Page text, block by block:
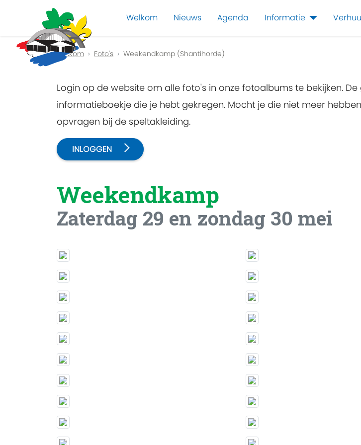
Welkom Nieuws Agenda Informatie
Previous
Welkom Foto's Weekendkamp (Shantihorde)
Login op de website om alle foto's in onze fotoalbums te bekijken.
informatieboekje die je hebt gekregen. Mocht je die niet meer
opvragen bij de speltakleiding.
INLOGGEN
Weekendkamp
Zaterdag 29 en zondag 30 mei